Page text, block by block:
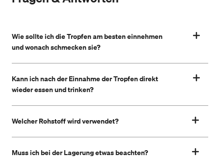
Wie sollte ich die Tropfen am besten einnehmen
und wonach schmecken sie?
Kann ich nach der Einnahme der Tropfen direkt
wieder essen und trinken?
Welcher Rohstoff wird verwendet?
Muss ich bei der Lagerung etwas beachten?